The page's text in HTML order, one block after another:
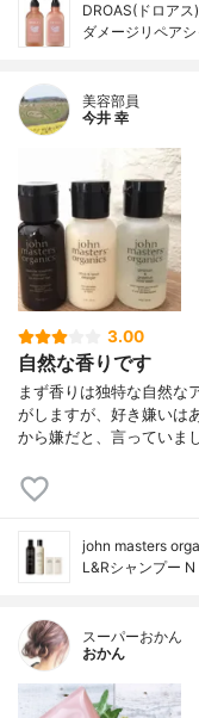
DROAS(ドロアス)
ダメージリペア
美容部員
今井 幸
3.00
自然な香りです
まず香りは独特な自然な
がしますが、好き嫌いは
から嫌だと、言っていま
john masters
L&Rシャンプー
スーパーおかん
おかん